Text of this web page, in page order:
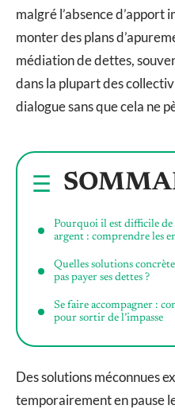
malgré l’absence
monter des plans
médiation de dettes,
dans la plupart des
dialogue sans que cela ne
Pourquoi il est difficile de
argent : comprendre les
Quelles solutions
pas payer ses dettes ?
Se faire accompagner :
pour sortir de l’impasse
Des solutions méconnues
temporairement en pause